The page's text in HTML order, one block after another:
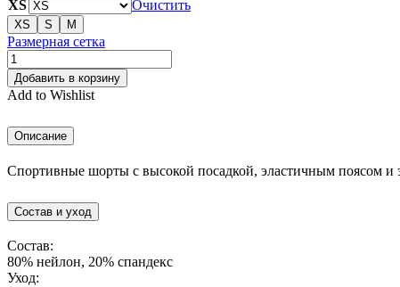
XS
Очистить
XS S M
Размерная сетка
Количество
товара
Шорты
пуш
SOFT
Добавить в корзину
Add to Wishlist
Описание
Спортивные шорты с высокой посадкой, эластичным поясом
Состав и уход
Состав:
80% нейлон, 20% спандекс
Уход: